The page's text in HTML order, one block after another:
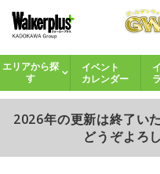
エリアから探
す
イベント
カレンダー
2026年の更新は終了い
どうぞよろ